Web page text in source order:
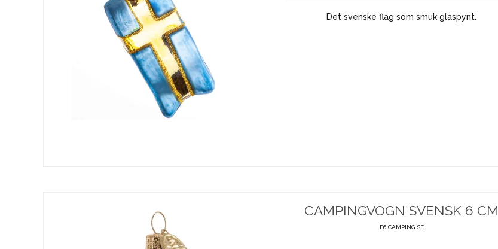
Det svenske flag som smuk glaspynt.
CAMPINGVOGN SVENSK 6 CM
F6 CAMPING SE